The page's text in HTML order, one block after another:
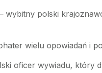
– wybitny polski
wielu opowiadań i
oficer wywiadu, który